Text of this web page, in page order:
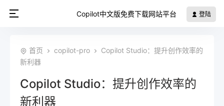
Copilot中文版免费下载网站平台 登陆
首页 copilot-pro
Copilot Studio：提升创作效率的
新利器
Copilot Studio：提升创作效率的
新利器